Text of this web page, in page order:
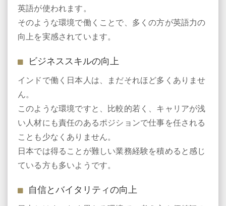
英語が使われます。
そのような環境で働くことで、多くの方が英語力の
向上を実感されています。
ビジネススキルの向上
インドで働く日本人は、まだそれほど多くありませ
ん。
このような環境ですと、比較的若く、キャリアが浅
い人材にも責任のあるポジションで仕事を任される
ことも少なくありません。
日本では得ることが難しい業務経験を積めると感じ
ている方も多いようです。
自信とバイタリティの向上